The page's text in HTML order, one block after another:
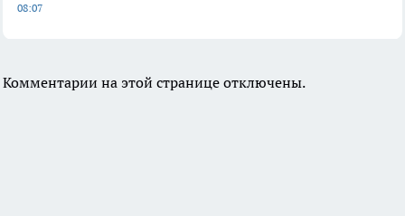
08:07
Комментарии на этой странице отключены.